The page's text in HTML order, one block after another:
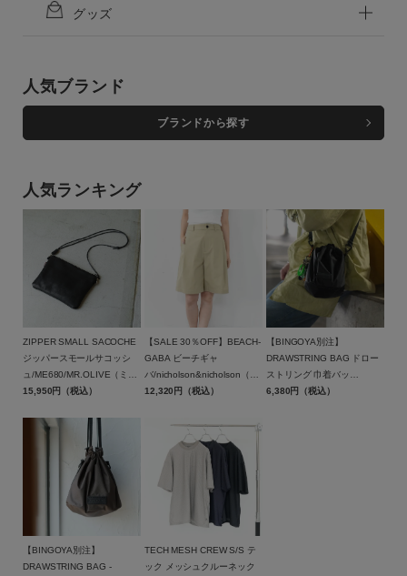
グッズ
人気ブランド
ブランドから探す
人気ランキング
ZIPPER SMALL SACOCHE
ジッパースモールサコッシ
ュ/ME680/MR.OLIVE（ミス
ターオリーブ）
15,950円（税込）
【SALE 30％OFF】BEACH-
GABA ビーチギャ
バ/nicholson&nicholson（ニ
コルソンアンドニコルソン）
12,320円（税込）
【BINGOYA別注】
DRAWSTRING BAG ドロー
ストリング 巾着バッ
グ/BAICYCLON by
6,380円（税込）
【BINGOYA別注】
DRAWSTRING BAG -
TECH MESH CREW S/S テ
ック メッシュクルーネック